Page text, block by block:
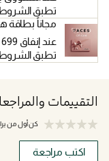
تطبق الشروط
مجاناً بطاقة
تطبق الشروط
التقييمات
كن أول من
اكتب مراجعة